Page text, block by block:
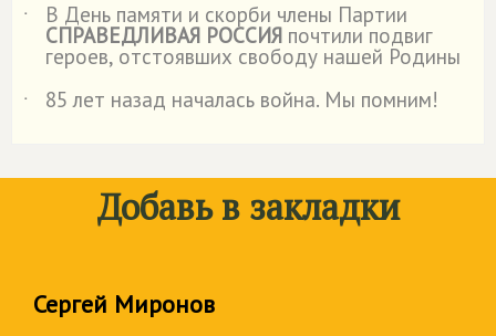
˙
В День памяти и скорби члены Партии
СПРАВЕДЛИВАЯ РОССИЯ почтили подвиг
героев, отстоявших свободу нашей Родины
˙
85 лет назад началась война. Мы помним!
Добавь в закладки
Сергей Миронов